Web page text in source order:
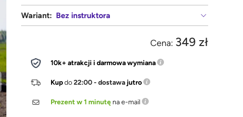
Wariant: Bez instruktora
Cena: 349 zł
10k+ atrakcji i darmowa wymiana
Kupdo22:00 - dostawa jutro
Prezent w 1 minutę na e-mail